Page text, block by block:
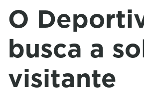
O
busca a
visitante